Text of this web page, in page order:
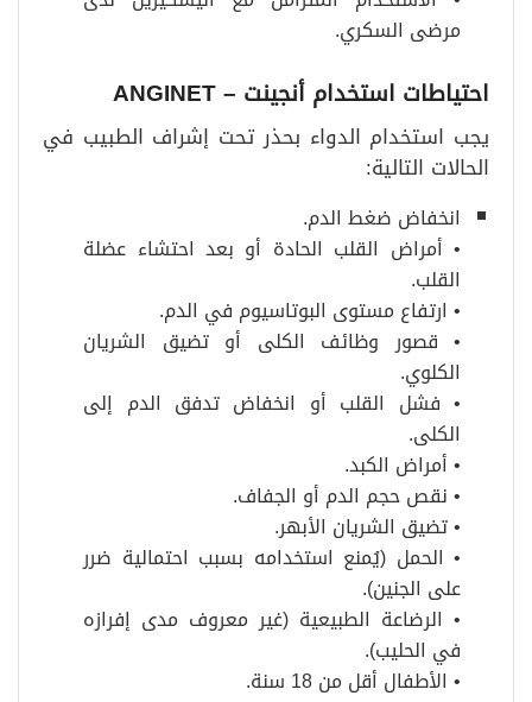
مرضى السكري.
احتياطات استخدام أنجينت – ANGINET
يجب استخدام الدواء بحذر تحت إشراف الطبيب في
الحالات التالية:
انخفاض ضغط الدم.
• أمراض القلب الحادة أو بعد احتشاء عضلة
القلب.
• ارتفاع مستوى البوتاسيوم في الدم.
• قصور وظائف الكلى أو تضيق الشريان
الكلوي.
• فشل القلب أو انخفاض تدفق الدم إلى
الكلى.
• أمراض الكبد.
• نقص حجم الدم أو الجفاف.
• تضيق الشريان الأبهر.
• الحمل (يُمنع استخدامه بسبب احتمالية ضرر
على الجنين).
• الرضاعة الطبيعية (غير معروف مدى إفرازه
في الحليب).
• الأطفال أقل من 18 سنة.